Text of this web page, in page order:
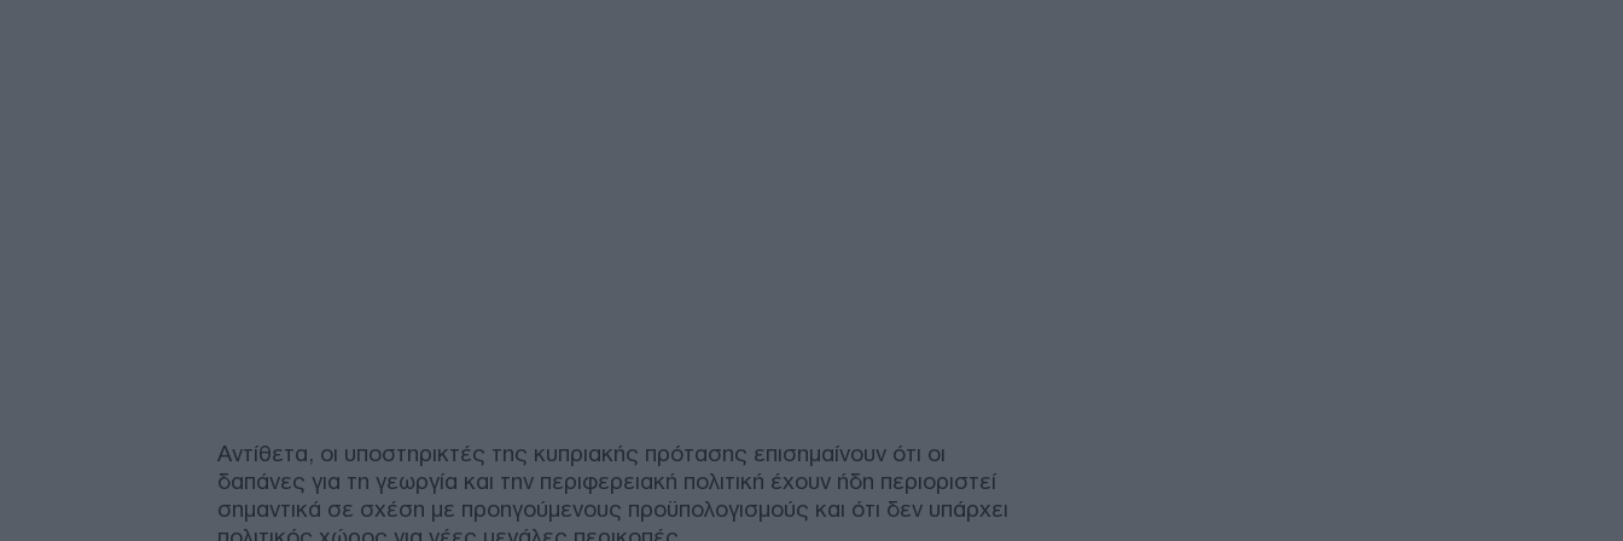
Αντίθετα, οι υποστηρικτές της κυπριακής πρότασης επισημαίνουν ότι οι
δαπάνες για τη γεωργία και την περιφερειακή πολιτική έχουν ήδη περιοριστεί
σημαντικά σε σχέση με προηγούμενους προϋπολογισμούς και ότι δεν υπάρχει